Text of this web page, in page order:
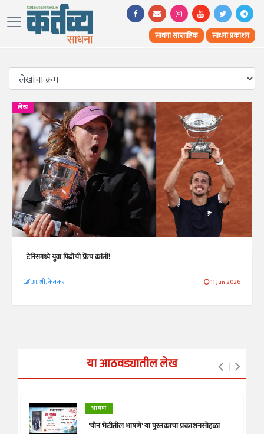
साधना साप्ताहिक साधना प्रकाशन
लेख
टेनिसमध्ये युवा पिढीची फ्रेंच क्रांती!
आ. श्री. केतकर 11 Jun 2026
या आठवड्यातील लेख
भाषण
'चीन भेटीतील भाषणे' या पुस्तकाचा प्रकाशनसोहळा